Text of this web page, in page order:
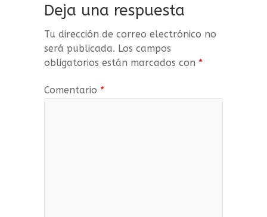
o
k
rt
ir
Deja una respuesta
Tu dirección de correo electrónico no
será publicada. Los campos
obligatorios están marcados con *
Comentario *